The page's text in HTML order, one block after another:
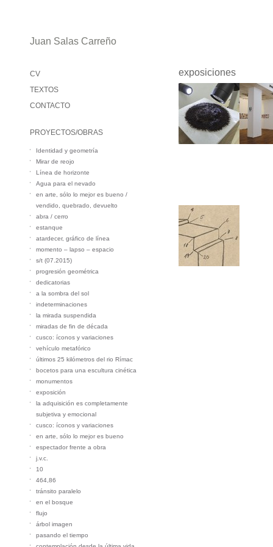
Juan Salas Carreño
CV
TEXTOS
CONTACTO
PROYECTOS/OBRAS
Identidad y geometría
Mirar de reojo
Línea de horizonte
Agua para el nevado
en arte, sólo lo mejor es bueno /
vendido, quebrado, devuelto
abra / cerro
estanque
atardecer, gráfico de línea
momento – lapso – espacio
s/t (07.2015)
progresión geométrica
dedicatorias
a la sombra del sol
indeterminaciones
la mirada suspendida
miradas de fin de década
cusco: íconos y variaciones
vehículo metafórico
últimos 25 kilómetros del rio Rímac
bocetos para una escultura cinética
monumentos
exposición
la adquisición es completamente
subjetiva y emocional
cusco: íconos y variaciones
en arte, sólo lo mejor es bueno
espectador frente a obra
j.v.c.
10
464,86
tránsito paralelo
en el bosque
flujo
árbol imagen
pasando el tiempo
exposiciones